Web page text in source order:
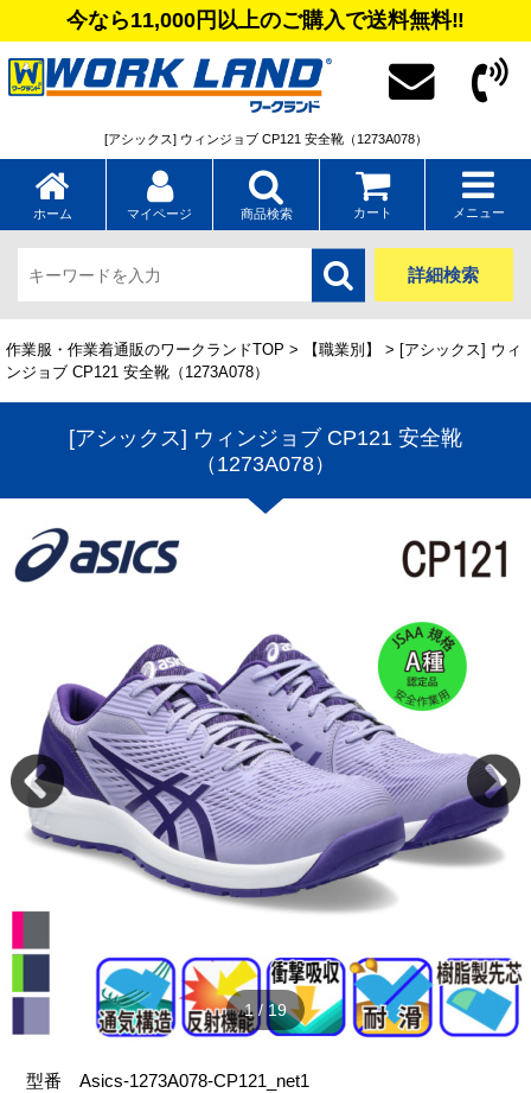
今なら11,000円以上のご購入で送料無料‼
[アシックス] ウィンジョブ CP121 安全靴（1273A078）
ホーム マイページ 商品検索 カート メニュー
詳細検索
作業服・作業着通販のワークランドTOP > 【職業別】
> [アシックス] ウィ
ンジョブ CP121 安全靴（1273A078）
[アシックス] ウィンジョブ CP121 安全靴
（1273A078）
2 / 19
型番Asics-1273A078-CP121_net1